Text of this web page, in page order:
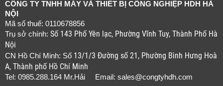
CÔNG TY TNHH MÁY VÀ THIẾT BỊ CÔNG NGHIỆP HDH HÀ
NỘI
Mã số thuế: 0110678856
Trụ sở chính: Số 143 Phố Yên lạc, Phường Vĩnh Tuy, Thành Phố Hà
Nội
CN Hồ Chí Minh: Số 13/1/3 Đường số 21, Phường Bình Hưng Hoà
A, Thành phố Hồ Chí Minh
Tel: 0985.288.164 Mr.Hải Email: sales@congtyhdh.com